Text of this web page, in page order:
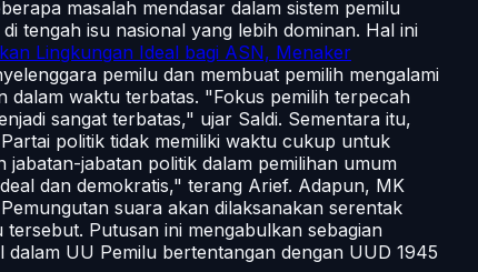
masalah mendasar dalam sistem pemilu
tengah isu nasional yang lebih dominan. Hal ini
Lingkungan Ideal bagi ASN, Menaker
pemilu dan membuat pemilih mengalami
dalam waktu terbatas. "Fokus pemilih terpecah
sangat terbatas," ujar Saldi. Sementara itu,
politik tidak memiliki waktu cukup untuk
jabatan politik dalam pemilihan umum
dan demokratis," terang Arief. Adapun, MK
suara akan dilaksanakan serentak
Putusan ini mengabulkan sebagian
UU Pemilu bertentangan dengan UUD 1945